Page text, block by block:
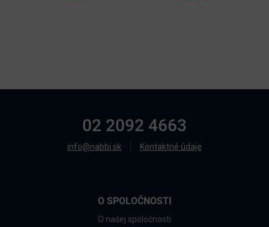
02 2092 4663
info@nabbi.sk Kontaktné údaje
O SPOLOČNOSTI
O našej spoločnosti